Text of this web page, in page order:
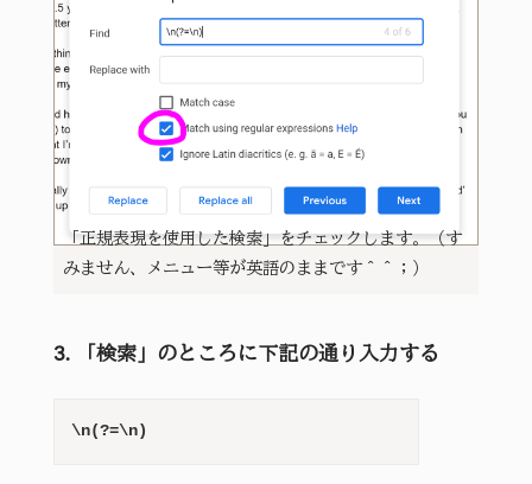
「正規表現を使用した検索」をチェックします。（す
みません、メニュー等が英語のままです＾＾；）
3. 「検索」のところに下記の通り入力する
\n(?=\n)